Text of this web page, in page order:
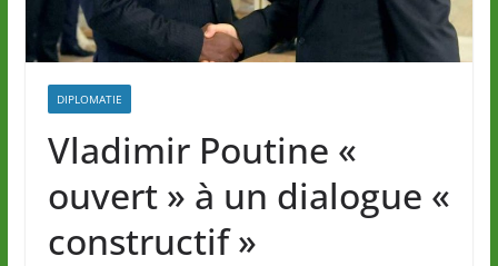
DIPLOMATIE
Vladimir Poutine «
ouvert » à un dialogue «
constructif »